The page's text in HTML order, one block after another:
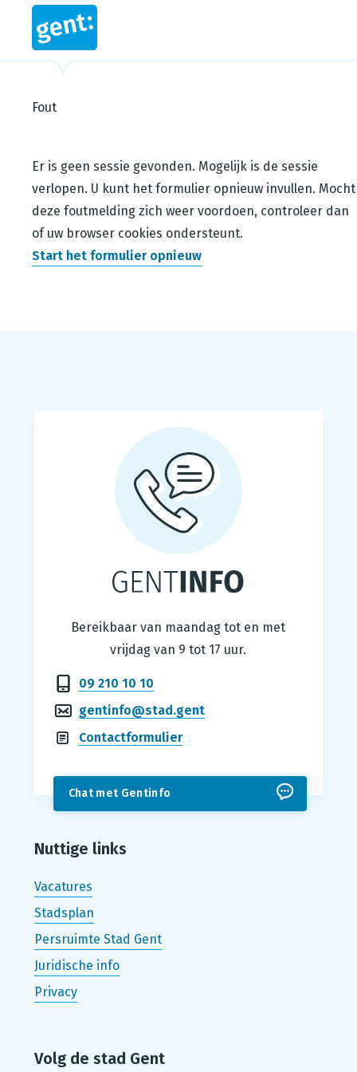
Fout
Steps in this wizard
Er is geen sessie gevonden. Mogelijk is de sessie
verlopen. U kunt het formulier opnieuw invullen. Mocht
deze foutmelding zich weer voordoen, controleer dan
of uw browser cookies ondersteunt.
Start het formulier opnieuw
Gentinfo
Bereikbaar van maandag tot en met
vrijdag van 9 tot 17 uur.
09 210 10 10
gentinfo@stad.gent
Contactformulier
Chat met Gentinfo
Nuttige links
Vacatures
Stadsplan
Persruimte Stad Gent
Juridische info
Privacy
Volg de stad Gent